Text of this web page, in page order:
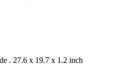
. 27.6 x 19.7 x 1.2 inch